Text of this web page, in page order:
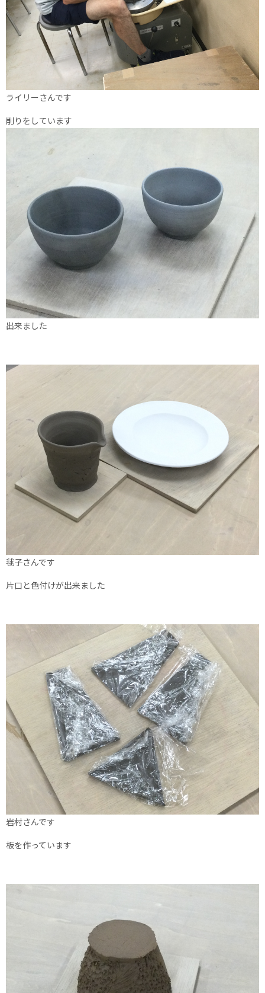
ライリーさんです
削りをしています
出来ました
毬子さんです
片口と色付けが出来ました
岩村さんです
板を作っています